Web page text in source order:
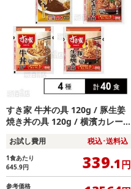
すき家 牛丼の具 120g / 豚生姜
焼き丼の具 120g / 横濱カレー 2
お試し費用 税込･送料込
1食あたり
645.9円 339.1円
参考価格